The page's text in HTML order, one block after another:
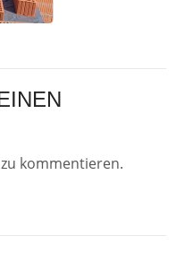
kommentieren.